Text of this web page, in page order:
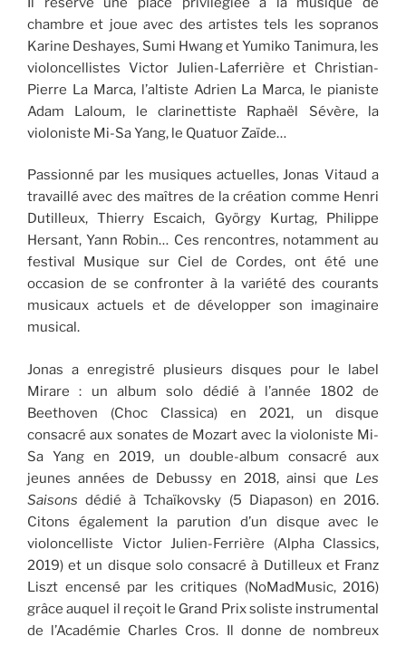
chambre et joue avec des artistes tels les sopranos
Karine Deshayes, Sumi Hwang et Yumiko Tanimura, les
violoncellistes Victor Julien-Laferrière et Christian-
Pierre La Marca, l’altiste Adrien La Marca, le pianiste
Adam Laloum, le clarinettiste Raphaël Sévère, la
violoniste Mi-Sa Yang, le Quatuor Zaïde…
Passionné par les musiques actuelles, Jonas Vitaud a
travaillé avec des maîtres de la création comme Henri
Dutilleux, Thierry Escaich, György Kurtag, Philippe
Hersant, Yann Robin… Ces rencontres, notamment au
festival Musique sur Ciel de Cordes, ont été une
occasion de se confronter à la variété des courants
musicaux actuels et de développer son imaginaire
musical.
Jonas a enregistré plusieurs disques pour le label
Mirare : un album solo dédié à l’année 1802 de
Beethoven (Choc Classica) en 2021, un disque
consacré aux sonates de Mozart avec la violoniste Mi-
Sa Yang en 2019, un double-album consacré aux
jeunes années de Debussy en 2018, ainsi que Les
Saisonsdédié à Tchaïkovsky (5 Diapason) en 2016.
Citons également la parution d’un disque avec le
violoncelliste Victor Julien-Ferrière (Alpha Classics,
2019) et un disque solo consacré à Dutilleux et Franz
Liszt encensé par les critiques (NoMadMusic, 2016)
grâce auquel il reçoit le Grand Prix soliste instrumental
de l’Académie Charles Cros. Il donne de nombreux